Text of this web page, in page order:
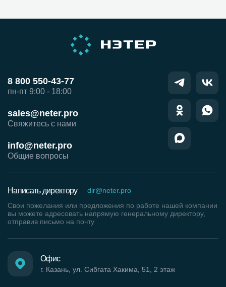
8 800 550-43-77
пн-пт 9:00 - 18:00
sales@neter.pro
Свяжитесь с нами
info@neter.pro
Общие вопросы
Офис
г. Казань, ул. Сибгата Хакима, 51, 2 этаж
Написать директору
dir@neter.pro
Свои пожелания или предложения по работе нашей компании
вы можете адресовать напрямую генеральному директору,
отправив письмо на почту